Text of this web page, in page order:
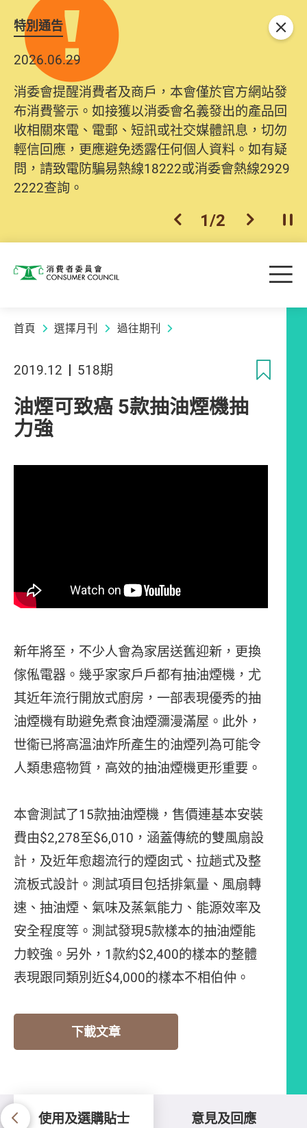
特別通告
2026.06.29
消委會提醒消費者及商戶，本會僅於官方網站發
布消費警示。如接獲以消委會名義發出的產品回
收相關來電、電郵、短訊或社交媒體訊息，切勿
輕信回應，更應避免透露任何個人資料。如有疑
問，請致電防騙易熱線18222或消委會熱線2929
2222查詢。
上一個
1/2 下一個開
關閉
消費者委員會 目
首頁 選擇月刊 過往期刊
2019.12 518期
油煙可致癌 5款抽油煙機抽
力強
新年將至，不少人會為家居送舊迎新，更換
傢俬電器。幾乎家家戶戶都有抽油煙機，尤
其近年流行開放式廚房，一部表現優秀的抽
油煙機有助避免煮食油煙瀰漫滿屋。此外，
世衞已將高溫油炸所產生的油煙列為可能令
人類患癌物質，高效的抽油煙機更形重要。
本會測試了15款抽油煙機，售價連基本安裝
費由$2,278至$6,010，涵蓋傳統的雙風扇設
計，及近年愈趨流行的煙囱式、拉趟式及整
流板式設計。測試項目包括排氣量、風扇轉
速、抽油煙、氣味及蒸氣能力、能源效率及
安全程度等。測試發現5款樣本的抽油煙能
力較強。另外，1款約$2,400的樣本的整體
表現跟同類別近$4,000的樣本不相伯仲。
下載文章
使用及選購貼士 意見及回應